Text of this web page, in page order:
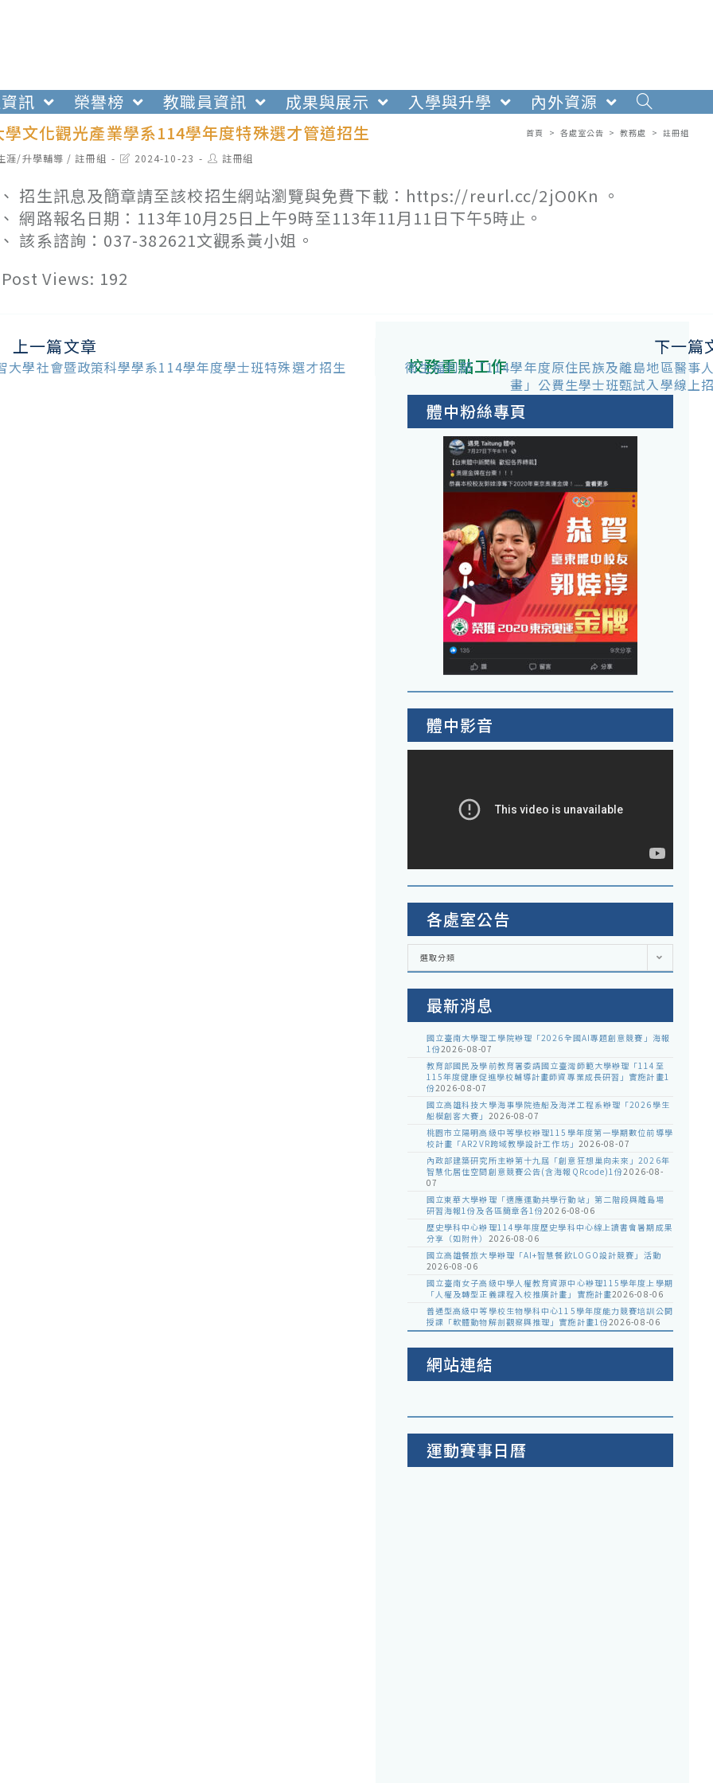
訊 榮譽榜 教職員資訊 成果與展示 入學與升學
內外資源
文化觀光產業學系114學年度特殊選才管道招生
首頁 > 各處室公告 > 教務處 > 註冊組
涯/升學輔導 / 註冊組
Post2024-10-23
Post註冊組
招生訊息及簡章請至該校招生網站瀏覽與免費下載：https://reurl.cc/2jO0Kn 。
網路報名日期：113年10月25日上午9時至113年11月11日下午5時止。
該系諮詢：037-382621文觀系黃小姐。
Post Views: 192
上一篇文章
大學社會暨政策科學學系114學年度學士班特殊選才招生
下一篇
衛生福利部「114學年度原住民族及離島地區醫事
畫」公費生學士班甄試入學線上
校務重點工作
體中粉絲專頁
體中影音
各處室公告
各
室
選取分類
最新消息
國立臺南大學理工學院辦理「2026全國AI專題創意競賽」海報
1份2026-08-07
教育部國民及學前教育署委請國立臺灣師範大學辦理「114至
115年度健康促進學校輔導計畫師資專業成長研習」實施計畫1
份2026-08-07
國立高雄科技大學海事學院造船及海洋工程系辦理「2026學生
船模創客大賽」 2026-08-07
桃園市立陽明高級中等學校辦理115學年度第一學期數位前導學
校計畫「AR2VR跨域教學設計工作坊」 2026-08-07
內政部建築研究所主辦第十九屆「創意狂想巢向未來」2026年
智慧化居住空間創意競賽公告(含海報QRcode)1份2026-08-
07
國立東華大學辦理「適應運動共學行動站」第二階段與離島場
研習海報1份及各區簡章各1份2026-08-06
歷史學科中心辦理114學年度歷史學科中心線上讀書會暑期成果
分享（如附件） 2026-08-06
國立高雄餐旅大學辦理「AI+智慧餐飲LOGO設計競賽」活動
2026-08-06
國立臺南女子高級中學人權教育資源中心辦理115學年度上學期
「人權及轉型正義課程入校推廣計畫」實施計畫2026-08-06
普通型高級中等學校生物學科中心115學年度能力競賽培訓公開
授課「軟體動物解剖觀察與推理」實施計畫1份2026-08-06
網站連結
運動賽事日曆